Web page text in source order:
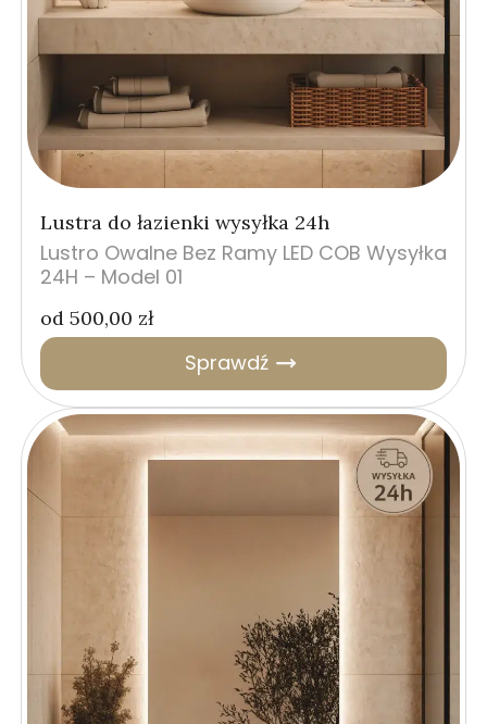
Lustra do łazienki wysyłka 24h
Lustro Owalne Bez Ramy LED COB Wysyłka
24H – Model 01
Sprawdź
od 500,00 zł